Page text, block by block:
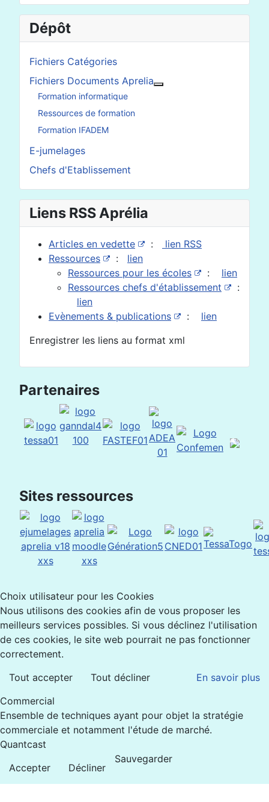
Dépôt
Fichiers Catégories
Fichiers Documents Aprelia
Formation informatique
Ressources de formation
Formation IFADEM
E-jumelages
Chefs d'Etablissement
Liens RSS Aprélia
Articles en vedette :
lien RSS
Ressources
: lien
Ressources pour les écoles
: lien
Ressources chefs d'établissement
:
lien
Evènements & publications
: lien
Enregistrer les liens au format xml
Partenaires
Sites ressources
Choix utilisateur pour les Cookies
Nous utilisons des cookies afin de vous proposer les
meilleurs services possibles. Si vous déclinez l'utilisation
de ces cookies, le site web pourrait ne pas fonctionner
correctement.
Tout accepter
Tout décliner
En savoir plus
Commercial
Ensemble de techniques ayant pour objet la stratégie
commerciale et notamment l'étude de marché.
Quantcast
Accepter
Décliner
Sauvegarder